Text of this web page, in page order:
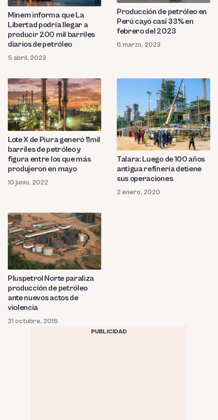
Minem informa que La
Libertad podría llegar a
producir 200 mil barriles
diarios de petróleo
5 abril, 2023
Producción de petróleo en
Perú cayó casi 33% en
febrero del 2023
6 marzo, 2023
Lote X de Piura generó 11mil
barriles de petróleo y
figura entre los que más
produjeron en mayo
10 junio, 2022
Talara: Luego de 100 años
antigua refinería detiene
sus operaciones
2 enero, 2020
Pluspetrol Norte paraliza
producción de petróleo
ante nuevos actos de
violencia
21 octubre, 2019
PUBLICIDAD